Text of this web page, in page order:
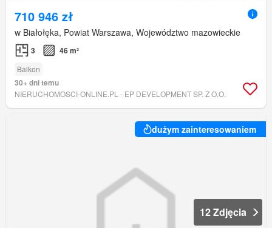
710 946 zł
w Białołęka, Powiat Warszawa, Województwo mazowieckie
3 46 m²
Balkon
30+ dni temu
NIERUCHOMOSCI-ONLINE.PL - EP DEVELOPMENT SP. Z O.O.
dużym zainteresowaniem
12 Zdjęcia